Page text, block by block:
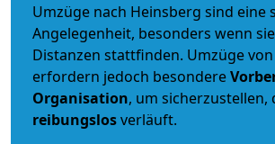
Umzüge nach Heinsberg sind eine
Angelegenheit, besonders wenn
Distanzen stattfinden. Umzüge
erfordern jedoch besondere
Organisation, um sicherzustellen,
reibungslosverläuft.